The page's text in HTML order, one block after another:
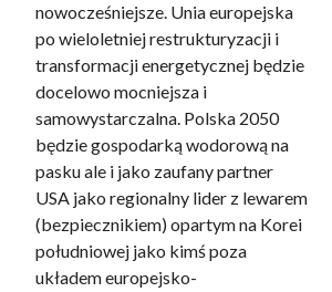
nowocześniejsze. Unia europejska
po wieloletniej restrukturyzacji i
transformacji energetycznej będzie
docelowo mocniejsza i
samowystarczalna. Polska 2050
będzie gospodarką wodorową na
pasku ale i jako zaufany partner
USA jako regionalny lider z lewarem
(bezpiecznikiem) opartym na Korei
południowej jako kimś poza
układem europejsko-